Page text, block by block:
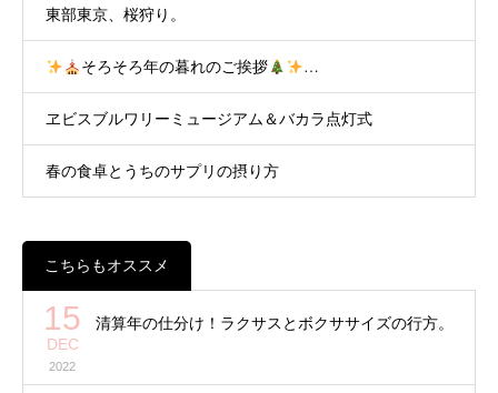
東部東京、桜狩り。
そろそろ年の暮れのご挨拶 …
ヱビスブルワリーミュージアム＆バカラ点灯式
春の食卓とうちのサプリの摂り方
こちらもオススメ
15
DEC
2022
清算年の仕分け！ラクサスとボクササイズの行方。